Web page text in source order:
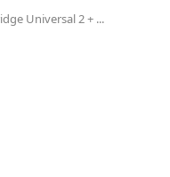
Universal 2 + ...